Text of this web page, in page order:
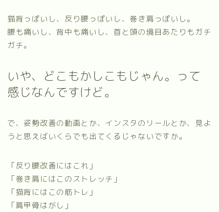
猫背っぽいし、反り腰っぽいし、巻き肩っぽいし。
腰も痛いし、背中も痛いし、首と頭の境目あたりもガチ
ガチ。
いや、どこもかしこもじゃん。って
感じなんですけど。
で、姿勢改善の動画とか、インスタのリールとか、見よ
うと思えばいくらでも出てくるじゃないですか。
「反り腰改善にはこれ」
「巻き肩にはこのストレッチ」
「猫背にはこの筋トレ」
「肩甲骨はがし」